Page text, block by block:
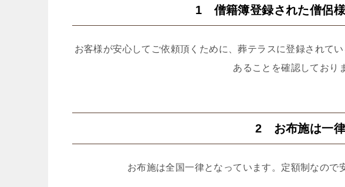
1 僧籍簿登録された僧侶
お客様が安心してご依頼頂くために、葬テラスに登録されて
あることを確認しており
2 お布施は一
お布施は全国一律となっています。定額制なので